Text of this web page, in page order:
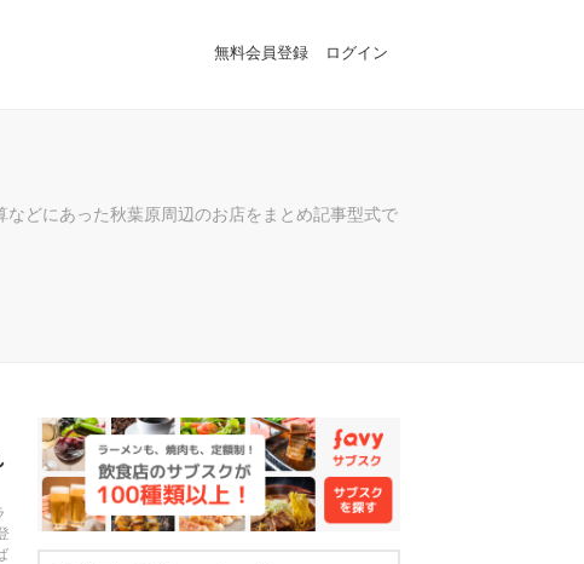
無料会員登録 ログイン
どにあった秋葉原周辺のお店をまとめ記事型式で